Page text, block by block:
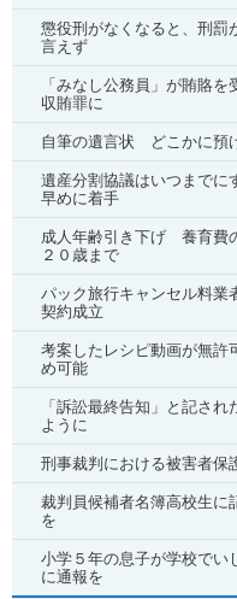
懲役刑がなくなると、刑罰
言えず
「みなし公務員」が賄賂
収賄罪に
自筆の遺言状 どこかに預
遺産分割協議はいつまでに
早めに着手
成人年齢引き下げ 養育費
２０歳まで
パック旅行キャンセル料業
契約成立
考案したレシピ動画が無許
め可能
「訴訟最終告知」と記さ
ように
刑事裁判における被害者保
裁判員候補者名簿高校生に
を
小学５年の息子が学校でい
に通報を